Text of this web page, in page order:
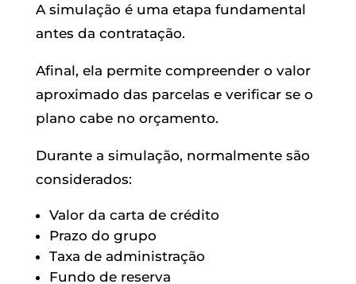
A simulação é uma etapa fundamental
antes da contratação.
Afinal, ela permite compreender o valor
aproximado das parcelas e verificar se o
plano cabe no orçamento.
Durante a simulação, normalmente são
considerados:
Valor da carta de crédito
Prazo do grupo
Taxa de administração
Fundo de reserva